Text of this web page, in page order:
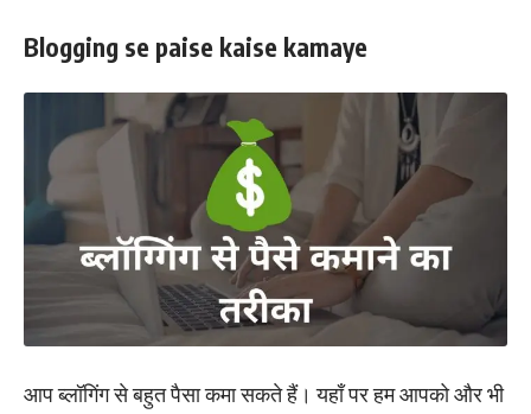
Blogging se paise kaise kamaye
आप ब्लॉगिंग से बहुत पैसा कमा सकते हैं। यहाँ पर हम आपको और भी